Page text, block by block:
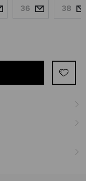
36 38